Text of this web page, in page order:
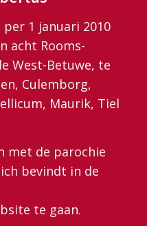
1 januari 2010
acht Rooms-
West-Betuwe, te
Culemborg,
Maurik, Tiel
met de parochie
bevindt in de
te gaan.